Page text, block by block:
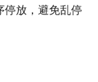
停放，避免乱停